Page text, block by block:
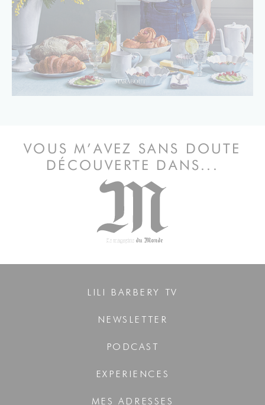
VOUS M’AVEZ SANS DOUTE
DÉCOUVERTE DANS...
LILI BARBERY TV
NEWSLETTER
PODCAST
EXPERIENCES
MES ADRESSES